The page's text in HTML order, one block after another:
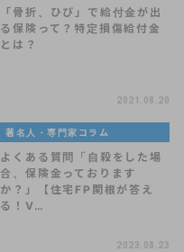
「骨折、ひび」で給付金が出
る保険って？特定損傷給付金
とは？
2021.08.20
著名人・専門家コラム
よくある質問「自殺をした場
合、保険金っております
か？」【住宅FP関根が答え
る！V…
2023.08.23